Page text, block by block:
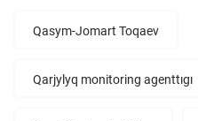
Qasym-Jomart Toqaev
Qarjylyq monitoring agenttıgı